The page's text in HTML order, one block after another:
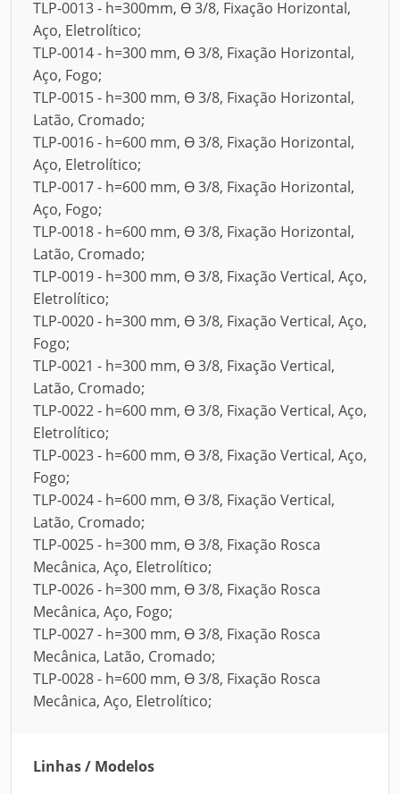
TLP-0013 - h=300mm, Ө 3/8, Fixação Horizontal,
Aço, Eletrolítico;
TLP-0014 - h=300 mm, Ө 3/8, Fixação Horizontal,
Aço, Fogo;
TLP-0015 - h=300 mm, Ө 3/8, Fixação Horizontal,
Latão, Cromado;
TLP-0016 - h=600 mm, Ө 3/8, Fixação Horizontal,
Aço, Eletrolítico;
TLP-0017 - h=600 mm, Ө 3/8, Fixação Horizontal,
Aço, Fogo;
TLP-0018 - h=600 mm, Ө 3/8, Fixação Horizontal,
Latão, Cromado;
TLP-0019 - h=300 mm, Ө 3/8, Fixação Vertical, Aço,
Eletrolítico;
TLP-0020 - h=300 mm, Ө 3/8, Fixação Vertical, Aço,
Fogo;
TLP-0021 - h=300 mm, Ө 3/8, Fixação Vertical,
Latão, Cromado;
TLP-0022 - h=600 mm, Ө 3/8, Fixação Vertical, Aço,
Eletrolítico;
TLP-0023 - h=600 mm, Ө 3/8, Fixação Vertical, Aço,
Fogo;
TLP-0024 - h=600 mm, Ө 3/8, Fixação Vertical,
Latão, Cromado;
TLP-0025 - h=300 mm, Ө 3/8, Fixação Rosca
Mecânica, Aço, Eletrolítico;
TLP-0026 - h=300 mm, Ө 3/8, Fixação Rosca
Mecânica, Aço, Fogo;
TLP-0027 - h=300 mm, Ө 3/8, Fixação Rosca
Mecânica, Latão, Cromado;
TLP-0028 - h=600 mm, Ө 3/8, Fixação Rosca
Mecânica, Aço, Eletrolítico;
Linhas / Modelos